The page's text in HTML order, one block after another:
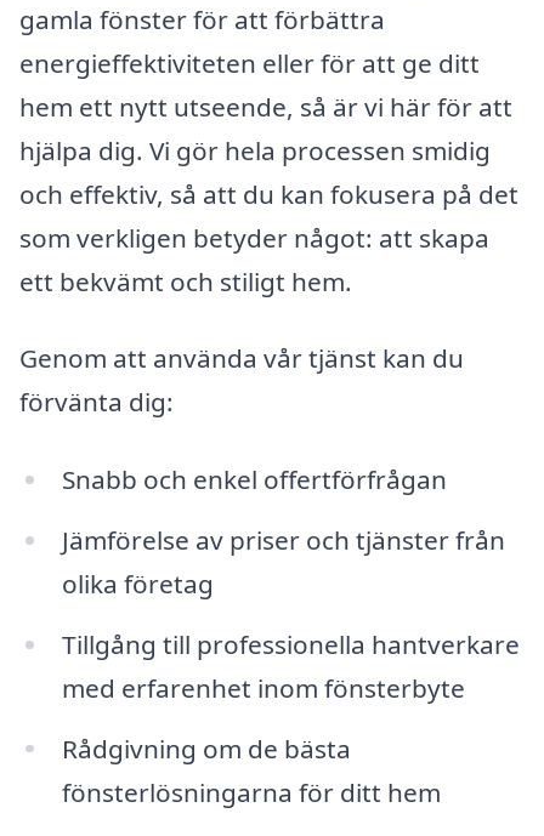
gamla fönster för att förbättra
energieffektiviteten eller för att ge ditt
hem ett nytt utseende, så är vi här för att
hjälpa dig. Vi gör hela processen smidig
och effektiv, så att du kan fokusera på det
som verkligen betyder något: att skapa
ett bekvämt och stiligt hem.
Genom att använda vår tjänst kan du
förvänta dig:
Snabb och enkel offertförfrågan
Jämförelse av priser och tjänster från
olika företag
Tillgång till professionella hantverkare
med erfarenhet inom fönsterbyte
Rådgivning om de bästa
fönsterlösningarna för ditt hem